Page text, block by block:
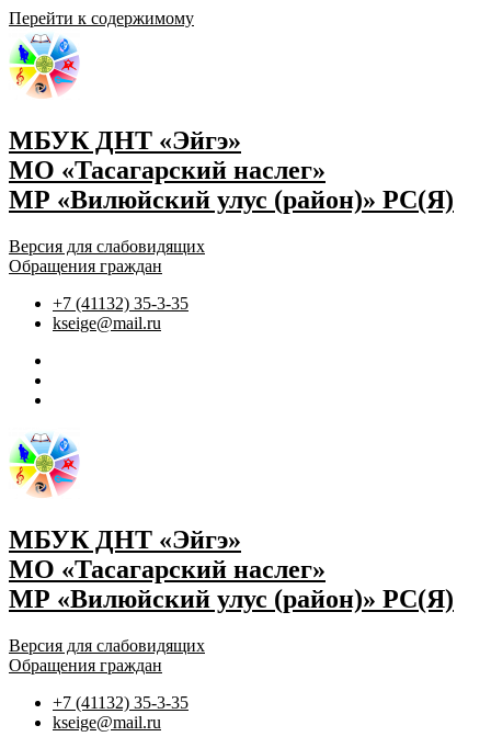
Перейти к содержимому
МБУК ДНТ «Эйгэ»
МО «Тасагарский наслег»
МР «Вилюйский улус (район)» РС(Я)
Версия для слабовидящих
Обращения граждан
+7 (41132) 35-3-35
kseige@mail.ru
МБУК ДНТ «Эйгэ»
МО «Тасагарский наслег»
МР «Вилюйский улус (район)» РС(Я)
Версия для слабовидящих
Обращения граждан
+7 (41132) 35-3-35
kseige@mail.ru